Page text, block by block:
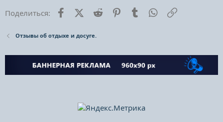
Поделиться: FacebookX (Twitter)
Reddit PinterestTumblr WhatsApp
Отзывы об отдыхе и досуге.